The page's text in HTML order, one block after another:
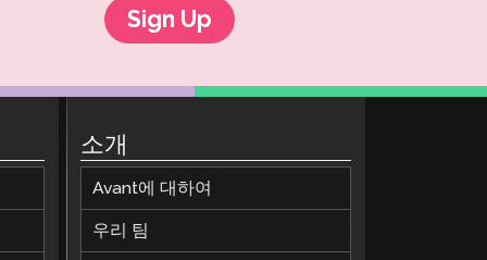
Sign Up
소개
Avant에 대하여
우리 팀